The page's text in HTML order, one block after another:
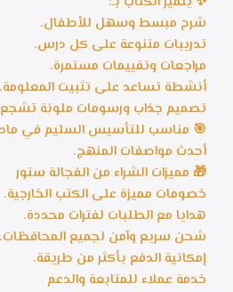
شرح مبسط وسهل للأطفال.
تدريبات متنوعة على كل درس.
مراجعات وتقييمات مستمرة.
أنشطة تساعد على تثبيت المعلومة.
تصميم جذاب ورسومات ملونة
🎯 مناسب للتأسيس السليم في مادة
أحدث مواصفات المنهج.
🎁 مميزات الشراء من الفجالة ستور
خصومات مميزة على الكتب الخارجية.
هدايا مع الطلبات لفترات محددة.
شحن سريع وآمن لجميع المحافظات.
إمكانية الدفع بأكثر من طريقة.
خدمة عملاء للمتابعة والدعم